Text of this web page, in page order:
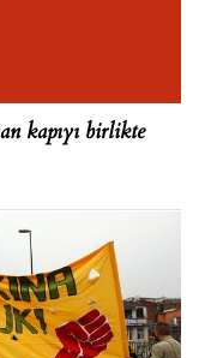
kapıyı birlikte